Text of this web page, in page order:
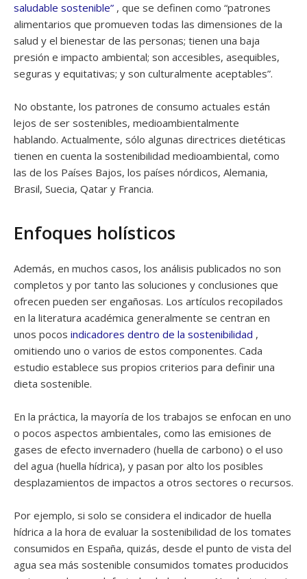
saludable sostenible” , que se definen como “patrones
alimentarios que promueven todas las dimensiones de la
salud y el bienestar de las personas; tienen una baja
presión e impacto ambiental; son accesibles, asequibles,
seguras y equitativas; y son culturalmente aceptables”.
No obstante, los patrones de consumo actuales están
lejos de ser sostenibles, medioambientalmente
hablando. Actualmente, sólo algunas directrices dietéticas
tienen en cuenta la sostenibilidad medioambiental, como
las de los Países Bajos, los países nórdicos, Alemania,
Brasil, Suecia, Qatar y Francia.
Enfoques holísticos
Además, en muchos casos, los análisis publicados no son
completos y por tanto las soluciones y conclusiones que
ofrecen pueden ser engañosas. Los artículos recopilados
en la literatura académica generalmente se centran en
unos pocos indicadores dentro de la sostenibilidad ,
omitiendo uno o varios de estos componentes. Cada
estudio establece sus propios criterios para definir una
dieta sostenible.
En la práctica, la mayoría de los trabajos se enfocan en uno
o pocos aspectos ambientales, como las emisiones de
gases de efecto invernadero (huella de carbono) o el uso
del agua (huella hídrica), y pasan por alto los posibles
desplazamientos de impactos a otros sectores o recursos.
Por ejemplo, si solo se considera el indicador de huella
hídrica a la hora de evaluar la sostenibilidad de los tomates
consumidos en España, quizás, desde el punto de vista del
agua sea más sostenible consumidos tomates producidos